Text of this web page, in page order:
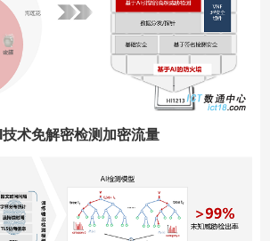
术免解密检测加密流量